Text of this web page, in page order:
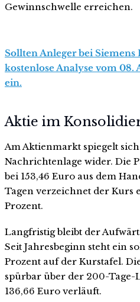
Gewinnschwelle erreichen.
Sollten Anleger bei
kostenlose Analyse vom 08.
ein.
Aktie im
Am Aktienmarkt spiegelt
Nachrichtenlage wider. Die
bei 153,46 Euro aus dem
Tagen verzeichnet der Kurs
Prozent.
Langfristig bleibt der
Seit Jahresbeginn steht ein
Prozent auf der Kurstafel.
spürbar über der 200-Tage-
136,66 Euro verläuft.